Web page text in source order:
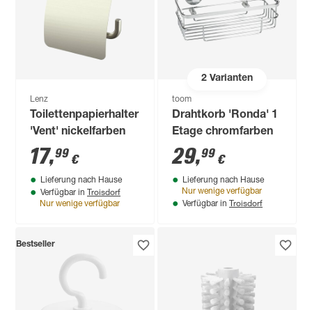
Lenz
Toilettenpapierhalter
'Vent' nickelfarben
17,99 €
Lieferung nach Hause
Verfügbar in Troisdorf
Nur wenige verfügbar
2Varianten
toom
Drahtkorb 'Ronda' 1
Etage chromfarben
29,99 €
Lieferung nach Hause
Nur wenige verfügbar
Verfügbar in Troisdorf
Bestseller